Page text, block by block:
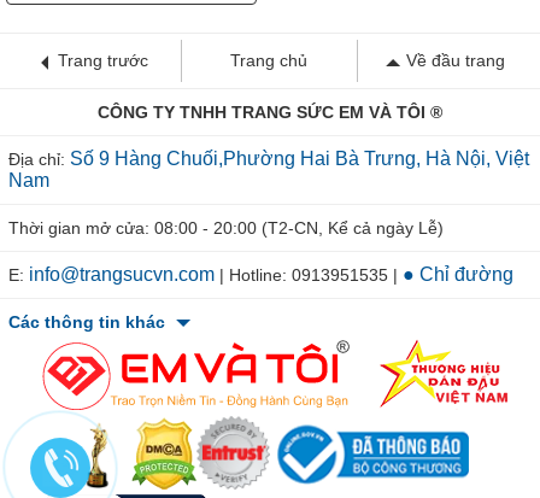
Trang trước Trang chủ Về đầu trang
CÔNG TY TNHH TRANG SỨC EM VÀ TÔI ®
Địa chỉ: Số 9 Hàng Chuối,Phường Hai Bà Trưng, Hà Nội, Việt
Nam
Thời gian mở cửa: 08:00 - 20:00 (T2-CN, Kể cả ngày Lễ)
E: info@trangsucvn.com | Hotline: 0913951535 | ● Chỉ đường
Các thông tin khác